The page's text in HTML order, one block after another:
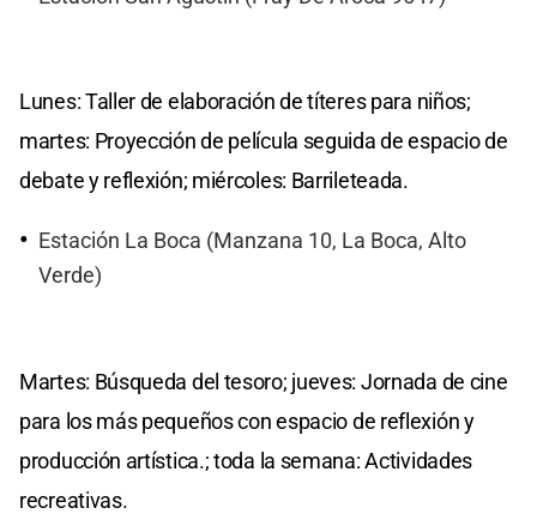
Lunes: Taller de elaboración de títeres para niños;
martes: Proyección de película seguida de espacio de
debate y reflexión; miércoles: Barrileteada.
Estación La Boca (Manzana 10, La Boca, Alto
Verde)
Martes: Búsqueda del tesoro; jueves: Jornada de cine
para los más pequeños con espacio de reflexión y
producción artística.; toda la semana: Actividades
recreativas.